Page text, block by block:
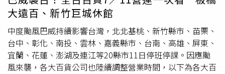
後致電要求她利用購物車將遺體周圍封住，並加上陽傘遮
擋，而賣場則繼續維持營業。她回憶，當時總公司人員一邊
從監視器掌握店內情況，一邊指示她如何設置遮蔽物，卻沒
有要求店家暫時關閉、疏散顧客，或為死者家屬安排更具隱
私與尊嚴的空間。由於殯葬業者遲遲未抵達，死者家屬只能
留在超市內等待，前後長達約4個小時。期間，遺體被購物
大遠百、新竹巨城休館
中度颱風巴威持續影響台灣，北北基桃、新竹縣市、苗栗、
台中、彰化、南投、雲林、嘉義縣市、台南、高雄、屏東、
宜蘭、花蓮、澎湖及連江等20縣市11日停班停課。因應颱
風來襲，各大百貨公司也陸續調整營業時間，以下為各大百